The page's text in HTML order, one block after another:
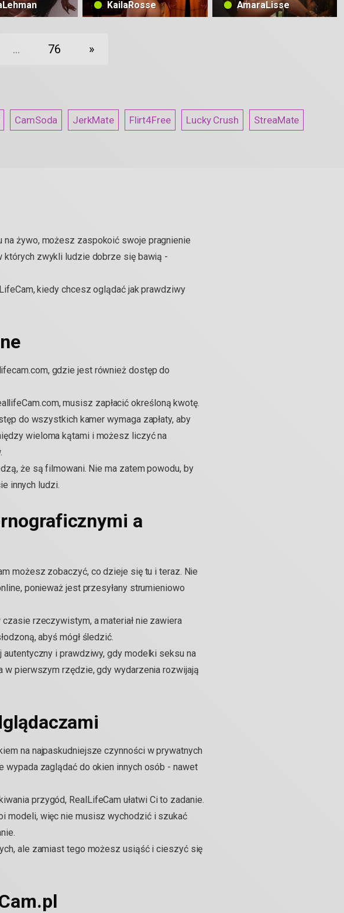
KailaRosse AmaraLisse
… 76 »
CamSoda JerkMate Flirt4Free Lucky Crush
StreaMate
żywo, możesz zaspokoić swoje pragnienie
których zwykli ludzie dobrze się bawią -
kiedy chcesz oglądać jak prawdziwy
gdzie jest również dostęp do
musisz zapłacić określoną kwotę.
do wszystkich kamer wymaga zapłaty, aby
wieloma kątami i możesz liczyć na
że są filmowani. Nie ma zatem powodu, by
innych ludzi.
a
możesz zobaczyć, co dzieje się tu i teraz. Nie
ponieważ jest przesyłany strumieniowo
rzeczywistym, a materiał nie zawiera
abyś mógł śledzić.
i prawdziwy, gdy modelki seksu na
pierwszym rzędzie, gdy wydarzenia rozwijają
na najpaskudniejsze czynności w prywatnych
zaglądać do okien innych osób - nawet
przygód, RealLifeCam ułatwi Ci to zadanie.
modeli, więc nie musisz wychodzić i szukać
ale zamiast tego możesz usiąść i cieszyć się